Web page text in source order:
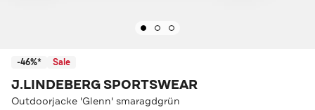
-46%* Sale
J.LINDEBERG SPORTSWEAR
Outdoorjacke 'Glenn' smaragdgrün